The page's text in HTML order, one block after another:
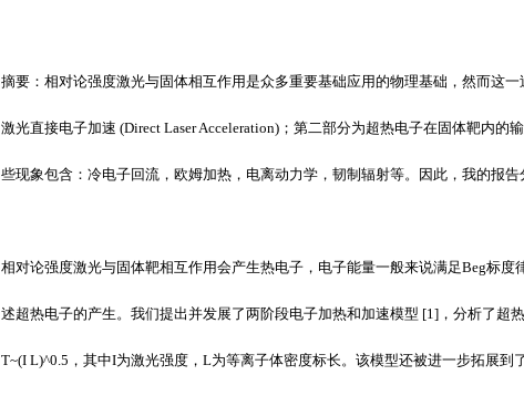
摘要：相对论强度激光与固体相互作用是众多重要基础应用的物理基础，然而这
激光直接电子加速 (Direct Laser Acceleration) ；第二部分为超热电子在固体靶内的
些现象包含：冷电子回流，欧姆加热，电离动力学，韧制辐射等。因此，我的报
相对论强度激光与固体靶相互作用会产生热电子，电子能量一般来说满足Beg标度
述超热电子的产生。我们提出并发展了两阶段电子加热和加速模型 [1] ，分析了超
T~(I L)^0.5 ，其中I为激光强度， L为等离子体密度标长。该模型还被进一步拓展到